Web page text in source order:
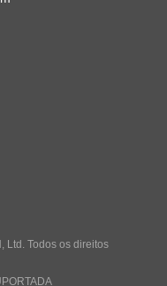
Ltd. Todos os direitos